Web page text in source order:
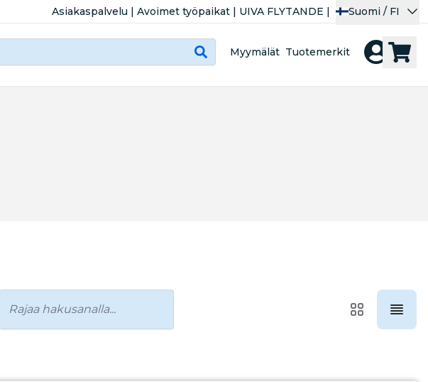
Asiakaspalvelu | Avoimet työpaikat | UIVA FLYTANDE | Suomi / FI
Myymälät Tuotemerkit